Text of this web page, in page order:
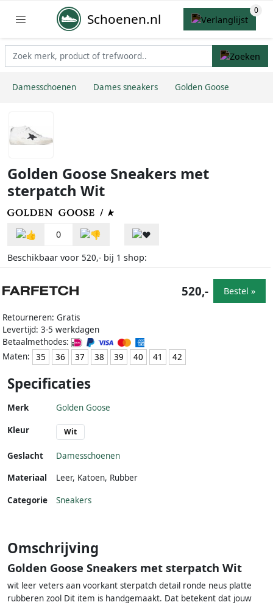
Schoenen.nl
Damesschoenen Dames sneakers Golden Goose
Golden Goose Sneakers met
sterpatch Wit
0
Beschikbaar voor 520,- bij 1 shop:
Retourneren: Gratis
Levertijd: 3-5 werkdagen
Betaalmethodes:
Maten:
35 36 37 38 39 40 41 42
520,- Bestel »
Specificaties
Merk Golden Goose
Kleur Wit
Geslacht
Damesschoenen
Materiaal
Leer, Katoen, Rubber
Categorie Sneakers
Omschrijving
Golden Goose Sneakers met sterpatch Wit
wit leer veters aan voorkant sterpatch detail ronde neus platte
rubberen zool Dit item is handgemaakt. Dat betekent dat jouw